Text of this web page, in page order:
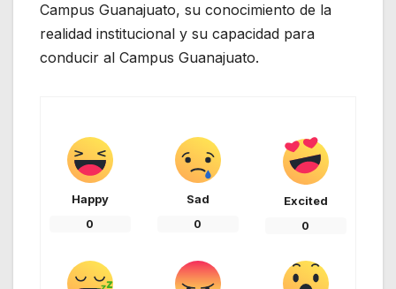
Campus Guanajuato, su conocimiento de la
realidad institucional y su capacidad para
conducir al Campus Guanajuato.
Happy
0
Sad
0
Excited
0